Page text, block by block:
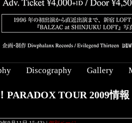
Discography Gallery
PARADOX TOUR 2009情